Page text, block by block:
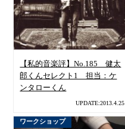
【私的音楽評】No.185 健太
郎くんセレクト1 担当：ケ
ンタローくん
UPDATE:2013.4.25
ワークショップ